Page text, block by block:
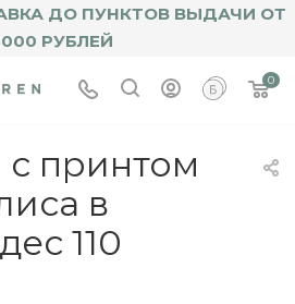
ДО ПУНКТОВ ВЫДАЧИ ОТ
РУБЛЕЙ
0
принтом
в
110